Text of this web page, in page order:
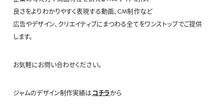
良さをよりわかりやすく表現する動画、CM制作など
広告やデザイン、クリエイティブにまつわる全てをワンストップでご提供
します。
お気軽にお問い合わせください。
ジャムのデザイン制作実績はコチラから